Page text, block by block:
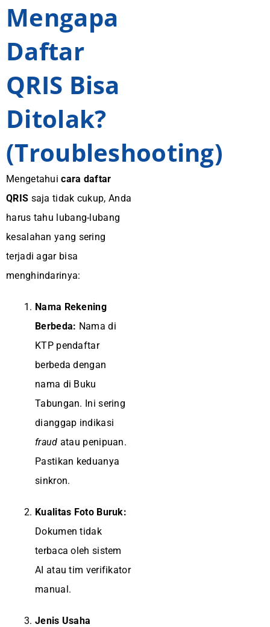
Mengapa
Daftar
QRIS Bisa
Ditolak?
(Troubleshooting)
Mengetahuicara daftar
QRIS saja tidak cukup, Anda
harus tahu lubang-lubang
kesalahan yang sering
terjadi agar bisa
menghindarinya:
Nama Rekening
Berbeda: Nama di
KTP pendaftar
berbeda dengan
nama di Buku
Tabungan. Ini sering
dianggap indikasi
fraud atau penipuan.
Pastikan keduanya
sinkron.
Kualitas Foto Buruk:
Dokumen tidak
terbaca oleh sistem
AI atau tim verifikator
manual.
Jenis Usaha